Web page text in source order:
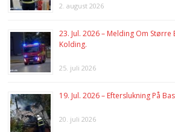
2. august 2026
23. Jul. 2026 – Melding Om Større
Kolding.
25. juli 2026
19. Jul. 2026 – Efterslukning På
20. juli 2026